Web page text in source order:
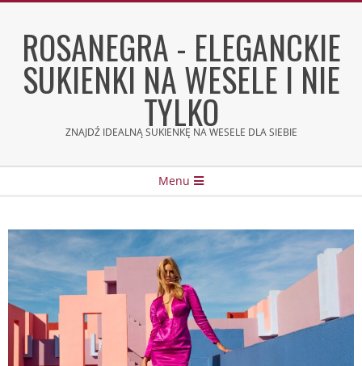
contentROSANEGRA - ELEGANCKIE
SUKIENKI NA WESELE I NIE
TYLKO
ZNAJDŹ IDEALNĄ SUKIENKĘ NA WESELE DLA SIEBIE
Menu